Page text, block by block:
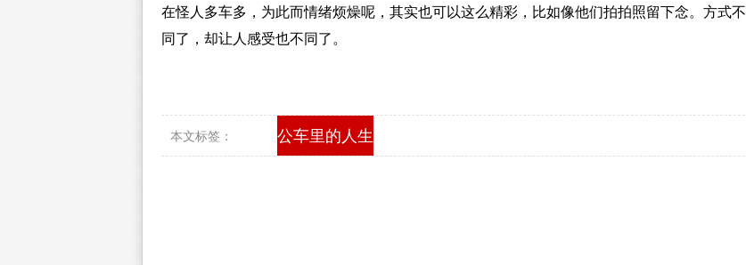
在怪人多车多，为此而情绪烦燥呢，其实也可以这么精彩，比如像他们拍拍照留下念。方式不
同了，却让人感受也不同了。
本文标签： 公车里的人生